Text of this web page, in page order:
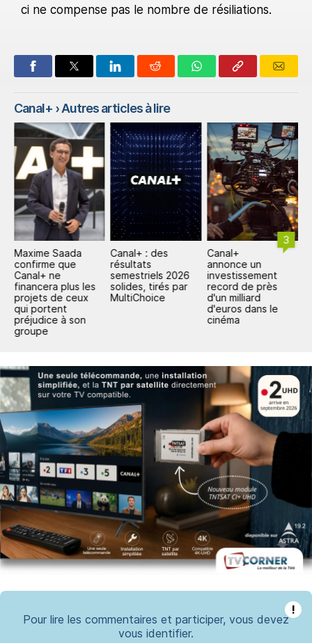
ci ne compense pas le nombre de résiliations.
Canal+ › Autres articles à lire
Maxime Saada
confirme que
Canal+ ne
financera plus les
projets de ceux
qui portent
préjudice à son
groupe
Canal+ : des
résultats
semestriels 2026
solides, tirés par
MultiChoice
3
Canal+
annonce un
investissement
record de près
d'un milliard
d'euros dans le
cinéma
!
Pour lire les commentaires et participer, vous devez
vous identifier.